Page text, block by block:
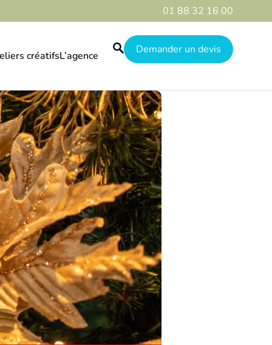
01 88 32 16 00
créatifsL’agence
Nos réalisations
Qui sommes-nous
Galerie
Destinations
Demander un devis